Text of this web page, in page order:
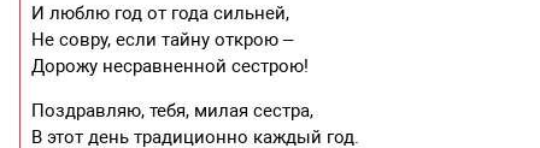
И люблю год от года сильней,
Не совру, если тайну открою –
Дорожу несравненной сестрою!
Поздравляю, тебя, милая сестра,
В этот день традиционно каждый год.